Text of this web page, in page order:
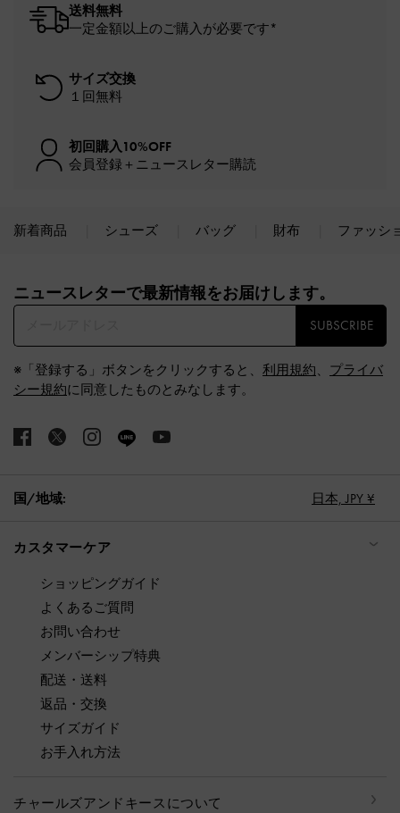
送料無料
一定金額以上のご購入が必要です*
サイズ交換
１回無料
初回購入10%OFF
会員登録＋ニュースレター購読
新着商品 シューズ バッグ 財布 ファッシ
ニュースレターで最新情報をお届けします。​
SUBSCRIBE
※「登録する」ボタンをクリックすると、 利用規約、 プライバ
シー規約に同意したものとみなします。
国/地域: 日本, JPY ¥
カスタマーケア
ショッピングガイド
よくあるご質問
お問い合わせ
メンバーシップ特典
配送・送料
返品・交換
サイズガイド
お手入れ方法
チャールズアンドキースについて